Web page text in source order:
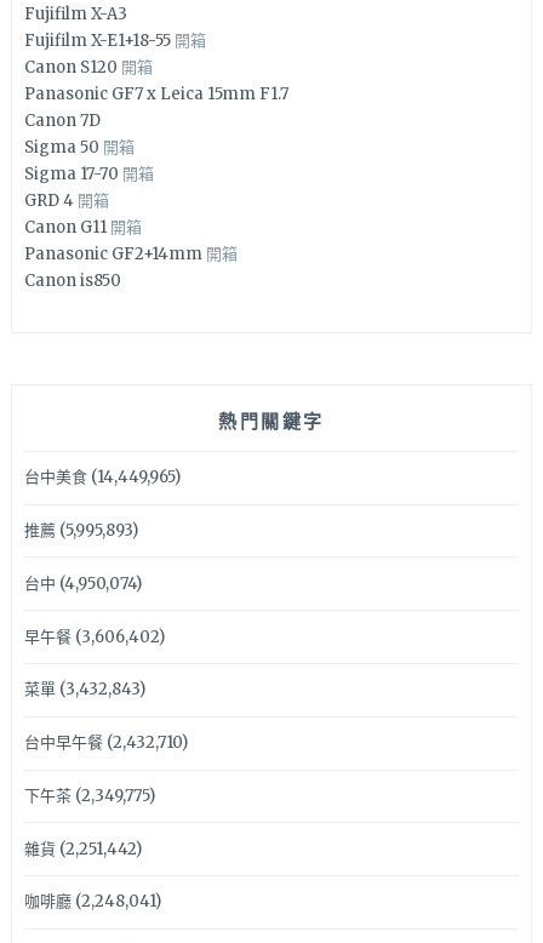
Fujifilm X-A3
Fujifilm X-E1+18-55 開箱
Canon S120 開箱
Panasonic GF7 x Leica 15mm F1.7
Canon 7D
Sigma 50 開箱
Sigma 17-70 開箱
GRD 4 開箱
Canon G11 開箱
Panasonic GF2+14mm 開箱
Canon is850
熱門關鍵字
台中美食(14,449,965)
推薦(5,995,893)
台中 (4,950,074)
早午餐(3,606,402)
菜單(3,432,843)
台中早午餐(2,432,710)
下午茶(2,349,775)
雜貨 (2,251,442)
咖啡廳(2,248,041)